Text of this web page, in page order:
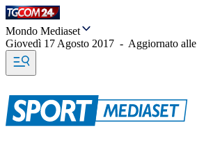
Mondo Mediaset
Giovedì 17 Agosto 2017 - Aggiornato alle